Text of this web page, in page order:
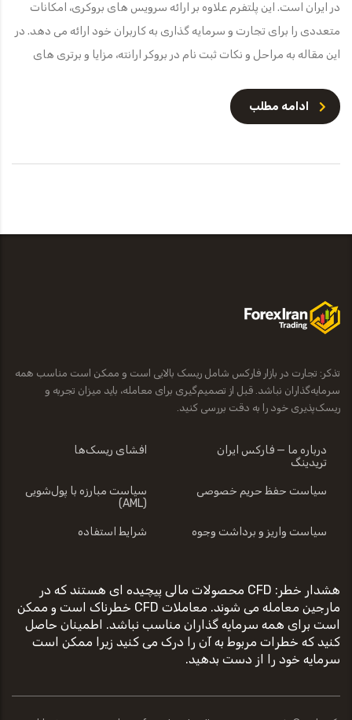
در ایران است. این پلتفرم علاوه بر ارائه سرویس های بروکری، امکانات
متعددی را برای تجارت و سرمایه گذاری به کاربران خود ارائه می دهد. در
این مقاله به مراحل و نکات ثبت نام در بروکر ارانته، مزایا و برتری های
ادامه مطلب
تذکر: تجارت در بازار فارکس شامل ریسک بالایی است و ممکن است مناسب همه
سرمایه‌گذاران نباشد. قبل از تصمیم‌گیری برای معامله، باید میزان تجربه و
ریسک‌پذیری خود را به دقت بررسی کنید.
درباره ما — فارکس ایران
تریدینگ
افشای ریسک‌ها
سیاست حفظ حریم خصوصی
سیاست مبارزه با پول‌شویی
(AML)
سیاست واریز و برداشت وجوه شرایط استفاده
هشدار خطر: CFD محصولات مالی پیچیده ای هستند که در
مارجین معامله می شوند. معاملات CFD خطرناک است و ممکن
است برای همه سرمایه گذاران مناسب نباشد. اطمینان حاصل
کنید که خطرات مربوط به آن را درک می کنید زیرا ممکن است
سرمایه خود را از دست بدهید.